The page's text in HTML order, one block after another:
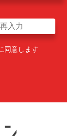
同意します